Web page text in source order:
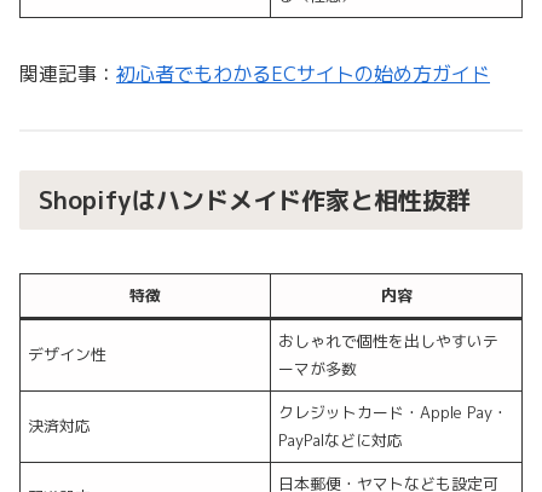
関連記事： 初心者でもわかるECサイトの始め方ガイド
Shopifyはハンドメイド作家と相性抜群
特徴 内容
デザイン性
おしゃれで個性を出しやすいテ
ーマが多数
決済対応
クレジットカード・Apple Pay・
PayPalなどに対応
日本郵便・ヤマトなども設定可